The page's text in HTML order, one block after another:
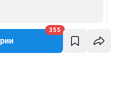
355